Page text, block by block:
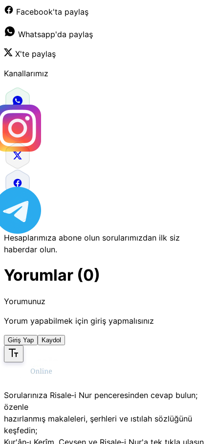
Facebook'ta paylaş
Whatsapp'da paylaş
X'te paylaş
Kanallarımız
Hesaplarımıza abone olun sorularımızdan ilk siz
haberdar olun.
Yorumlar (0)
Yorumunuz
Yorum yapabilmek için giriş yapmalısınız
Giriş Yap Kaydol
Sorularınıza Risale‑i Nur penceresinden cevap bulun;
özenle
hazırlanmış makaleleri, şerhleri ve ıstılah sözlüğünü
keşfedin;
Kur'ân‑ı Kerîm, Cevşen ve Risale‑i Nur'a tek tıkla ulaşın.